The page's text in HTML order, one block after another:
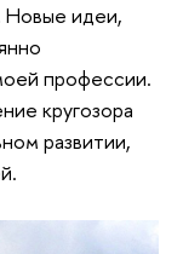
Новые идеи,
профессии.
кругозора
развитии,